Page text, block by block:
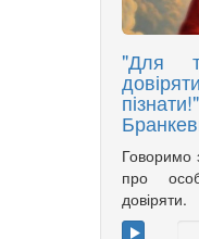
"Для
Говоримо
про
довіряти.